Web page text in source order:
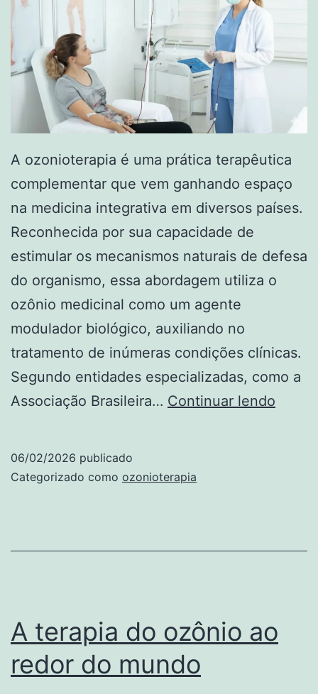
A ozonioterapia é uma prática terapêutica
complementar que vem ganhando espaço
na medicina integrativa em diversos países.
Reconhecida por sua capacidade de
estimular os mecanismos naturais de defesa
do organismo, essa abordagem utiliza o
ozônio medicinal como um agente
modulador biológico, auxiliando no
tratamento de inúmeras condições clínicas.
Segundo entidades especializadas, como a
Associação Brasileira… Continuar lendo
06/02/2026 publicado
Categorizado como ozonioterapia
A terapia do ozônio ao
redor do mundo